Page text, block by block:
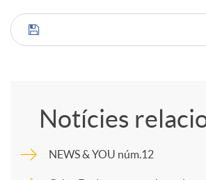
g
s
C
Notícies
NEWS & YOU núm.12